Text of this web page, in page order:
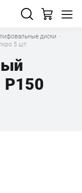
диски ·
5 шт.
Р150